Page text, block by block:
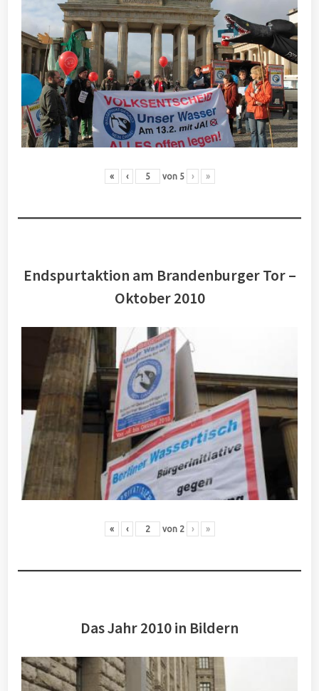
« ‹ von 5 › »
Endspurtaktion am Brandenburger Tor –
Oktober 2010
« ‹ von 2 › »
Das Jahr 2010 in Bildern